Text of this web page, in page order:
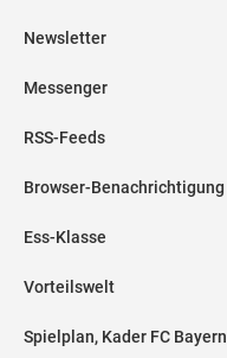
Newsletter
Messenger
RSS-Feeds
Browser-Benachrichtigung
Ess-Klasse
Vorteilswelt
Spielplan, Kader FC Bayern